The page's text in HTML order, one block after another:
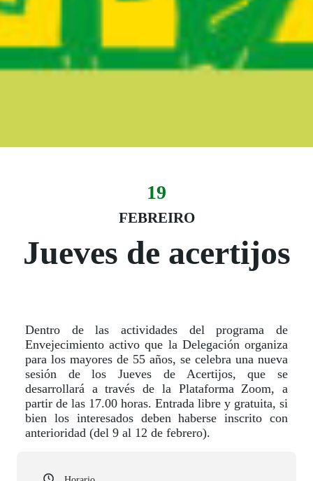
Fecha del evento
19
FEBREIRO
19 febreiro
Jueves de acertijos
Dentro de las actividades del programa de
Envejecimiento activo que la Delegación organiza
para los mayores de 55 años, se celebra una nueva
sesión de los Jueves de Acertijos, que se
desarrollará a través de la Plataforma Zoom, a
partir de las 17.00 horas. Entrada libre y gratuita, si
bien los interesados deben haberse inscrito con
anterioridad (del 9 al 12 de febrero).